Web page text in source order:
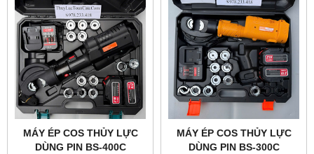
MÁY ÉP COS THỦY LỰC
DÙNG PIN BS-400C
MÁY ÉP COS THỦY LỰC
DÙNG PIN BS-300C